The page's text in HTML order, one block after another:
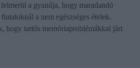
a gyanúja, hogy maradandó
a nem egészséges ételek.
hogy tartós memóriaproblémákkal járt